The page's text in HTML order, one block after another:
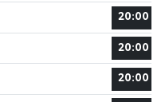
20:00
20:00
20:00